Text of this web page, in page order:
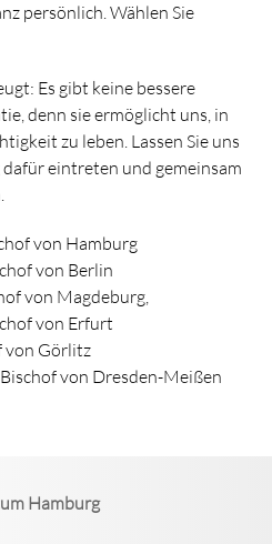
persönlich. Wählen Sie
Es gibt keine bessere
denn sie ermöglicht uns, in
zu leben. Lassen Sie uns
eintreten und gemeinsam
von Hamburg
von Berlin
von Magdeburg,
von Erfurt
von Görlitz
von Dresden-Meißen
Hamburg